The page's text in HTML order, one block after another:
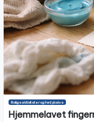
Rolige aktiviteter og fordybelse
Hjemmelavet